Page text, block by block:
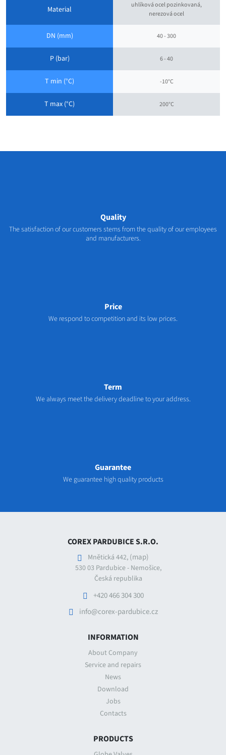
Material
uhlíková ocel pozinkovaná,
nerezová ocel
DN (mm) 40 - 300
P (bar) 6 - 40
T min (°C) -10°C
T max (°C) 200°C
Quality
The satisfaction of our customers stems from the quality of our employees
and manufacturers.
Price
We respond to competition and its low prices.
Term
We always meet the delivery deadline to your address.
Guarantee
We guarantee high quality products
COREX PARDUBICE S.R.O.
Mnětická 442, (map)
530 03 Pardubice - Nemošice,
Česká republika
+420 466 304 300
info@corex-pardubice.cz
INFORMATION
About Company
Service and repairs
News
Download
Jobs
Contacts
PRODUCTS